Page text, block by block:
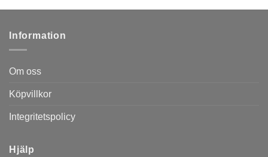
Information
Om oss
Köpvillkor
Integritetspolicy
Hjälp